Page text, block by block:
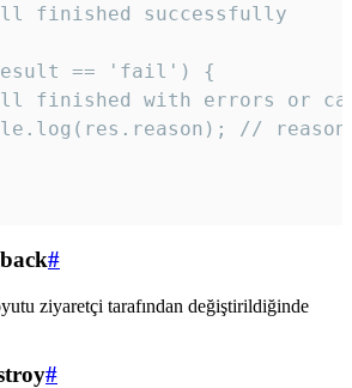
finished successfully
== 'fail') {
finished with errors or
//
#
ziyaretçi tarafından değiştirildiğinde
#